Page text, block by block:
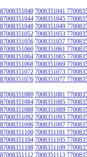
7008351041
7008351045
7008351049
7008351053
7008351057
7008351061
7008351065
7008351069
7008351073
7008351077
7008351081
7008351085
7008351089
7008351093
7008351097
7008351101
7008351105
7008351109
7008351113